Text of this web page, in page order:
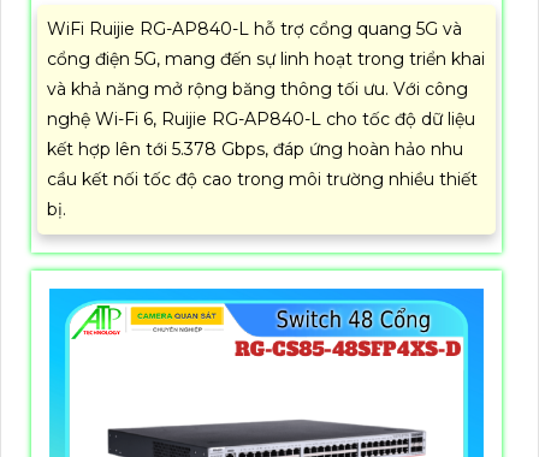
WiFi Ruijie RG-AP840-L hỗ trợ cổng quang 5G và
cổng điện 5G, mang đến sự linh hoạt trong triển khai
và khả năng mở rộng băng thông tối ưu. Với công
nghệ Wi-Fi 6, Ruijie RG-AP840-L cho tốc độ dữ liệu
kết hợp lên tới 5.378 Gbps, đáp ứng hoàn hảo nhu
cầu kết nối tốc độ cao trong môi trường nhiều thiết
bị.